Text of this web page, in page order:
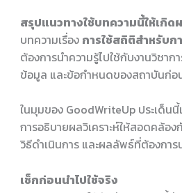
สรุปแนวทางใช้บทความนี้ให้เกิด
บทความเรื่อง การใช้สถิติสำหรับ
ต้องการนำความรู้ไปใช้กับงานวิชา
ข้อมูล และข้อกำหนดของสถาบันก่อ
ในมุมของ GoodWriteUp ประเด็น
การอธิบายผลวิเคราะห์ให้สอดคล้อ
วิธีดำเนินการ และผลลัพธ์ที่ต้องการ
เช็กก่อนนำไปใช้จริง